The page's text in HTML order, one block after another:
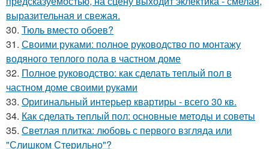
выразительная и свежая.
30. Тюль вместо обоев?
31. Своими руками: полное руководство по монтажу
водяного теплого пола в частном доме
32. Полное руководство: как сделать теплый пол в
частном доме своими руками
33. Оригинальный интерьер квартиры - всего 30 кв.
34. Как сделать теплый пол: основные методы и советы
35. Светлая плитка: любовь с первого взгляда или
"Слишком Стерильно"?